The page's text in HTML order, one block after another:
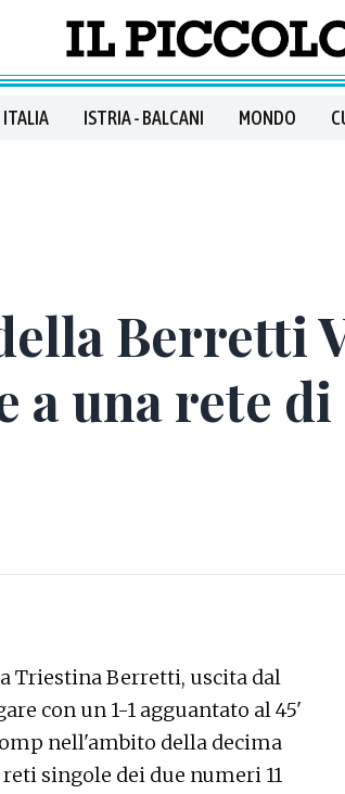
ITALIA ISTRIA - BALCANI MONDO
Berretti
a una rete
Triestina Berretti, uscita dal
con un 1-1 agguantato al 45'
nell'ambito della decima
singole dei due numeri 11